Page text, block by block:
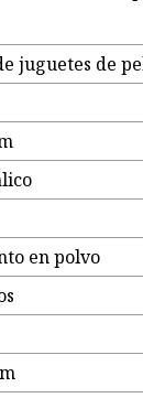
juguetes de
en polvo